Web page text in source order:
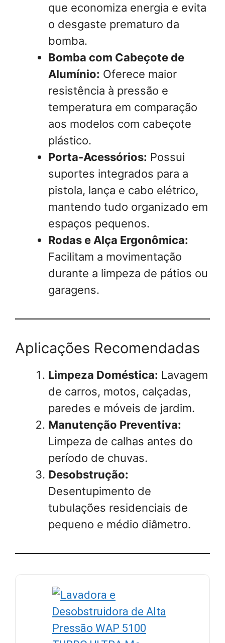
que economiza energia e evita
o desgaste prematuro da
bomba.
Bomba com Cabeçote de
Alumínio: Oferece maior
resistência à pressão e
temperatura em comparação
aos modelos com cabeçote
plástico.
Porta-Acessórios: Possui
suportes integrados para a
pistola, lança e cabo elétrico,
mantendo tudo organizado em
espaços pequenos.
Rodas e Alça Ergonômica:
Facilitam a movimentação
durante a limpeza de pátios ou
garagens.
Aplicações Recomendadas
Limpeza Doméstica: Lavagem
de carros, motos, calçadas,
paredes e móveis de jardim.
Manutenção Preventiva:
Limpeza de calhas antes do
período de chuvas.
Desobstrução:
Desentupimento de
tubulações residenciais de
pequeno e médio diâmetro.